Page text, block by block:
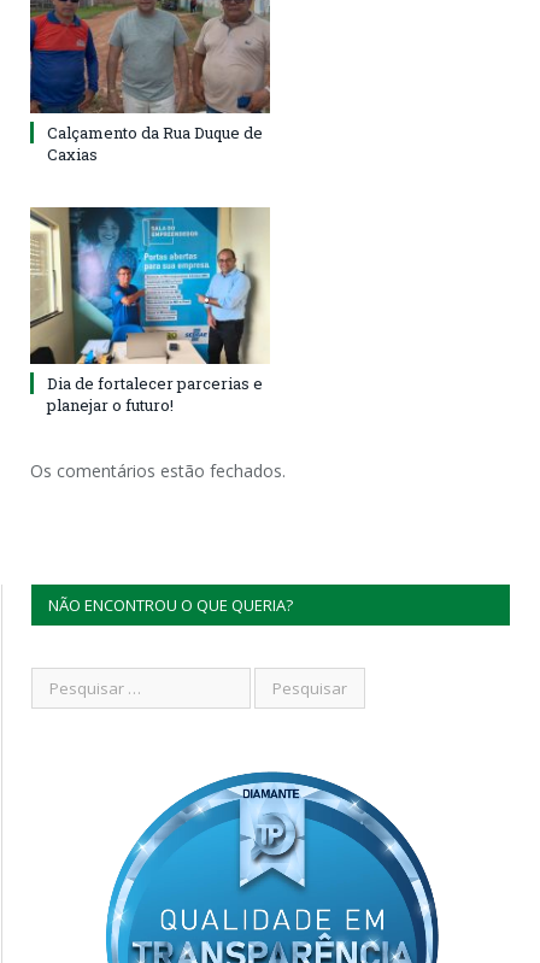
Calçamento da Rua Duque de
Caxias
Dia de fortalecer parcerias e
planejar o futuro!
Os comentários estão fechados.
NÃO ENCONTROU O QUE QUERIA?